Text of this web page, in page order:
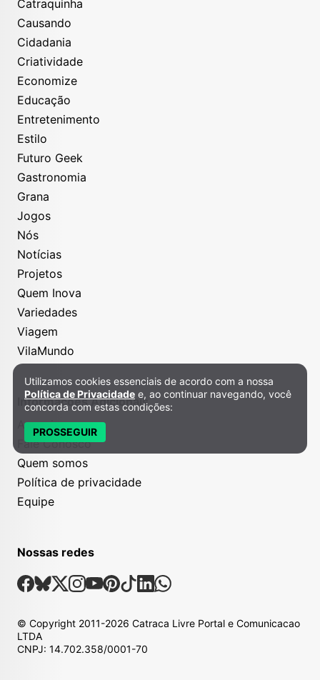
Catraquinha
Causando
Cidadania
Criatividade
Economize
Educação
Entretenimento
Estilo
Futuro Geek
Gastronomia
Grana
Jogos
Nós
Notícias
Projetos
Quem Inova
Variedades
Viagem
VilaMundo
Informações Adicionais
Anuncie
Fale Conosco
Quem somos
Política de privacidade
Equipe
Nossas redes
Nossas Redes Sociais
Facebook
Bsky
X Instagram
Youtube
Pinterest
TiktokLinkedin
Whatsapp
© Copyright 2011-2026 Catraca Livre Portal e Comunicacao
LTDA
CNPJ: 14.702.358/0001-70
Política de Privacidade e Cookies
Utilizamos cookies essenciais de acordo com a nossa
Política de Privacidade e, ao continuar navegando, você
concorda com estas condições:
PROSSEGUIR